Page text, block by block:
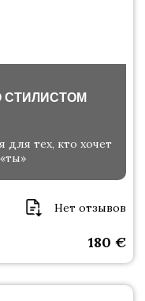
СТИЛИСТОМ
для тех, кто хочет
Нет отзывов
180 €